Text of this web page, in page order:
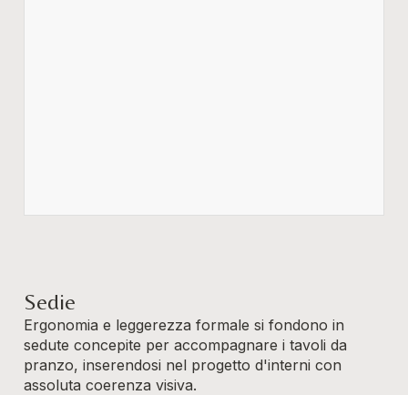
Sedie
Ergonomia e leggerezza formale si fondono in
sedute concepite per accompagnare i tavoli da
pranzo, inserendosi nel progetto d'interni con
assoluta coerenza visiva.